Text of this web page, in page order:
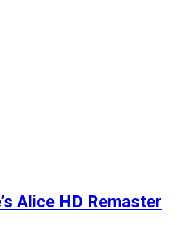
Alice HD Remaster